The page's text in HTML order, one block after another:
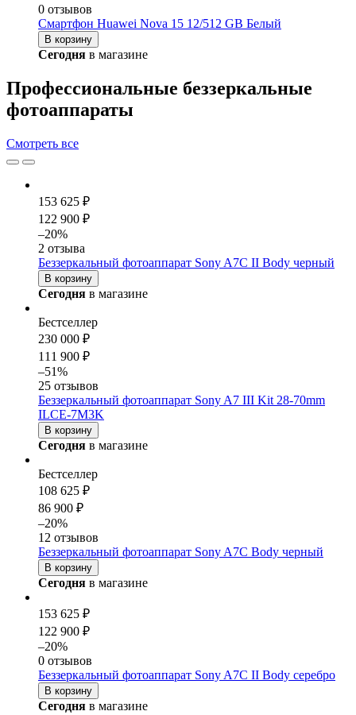
0 отзывов
Смартфон Huawei Nova 15 12/512 GB Белый
В корзину
Сегодня в магазине
Профессиональные беззеркальные
фотоаппараты
Смотреть все
153 625 ₽
122 900 ₽
–20%
2 отзыва
Беззеркальный фотоаппарат Sony A7С II Body черный
В корзину
Сегодня в магазине
Бестселлер
230 000 ₽
111 900 ₽
–51%
25 отзывов
Беззеркальный фотоаппарат Sony A7 III Kit 28-70mm
ILCE-7M3K
В корзину
Сегодня в магазине
Бестселлер
108 625 ₽
86 900 ₽
–20%
12 отзывов
Беззеркальный фотоаппарат Sony A7С Body черный
В корзину
Сегодня в магазине
153 625 ₽
122 900 ₽
–20%
0 отзывов
Беззеркальный фотоаппарат Sony A7С II Body серебро
В корзину
Сегодня в магазине